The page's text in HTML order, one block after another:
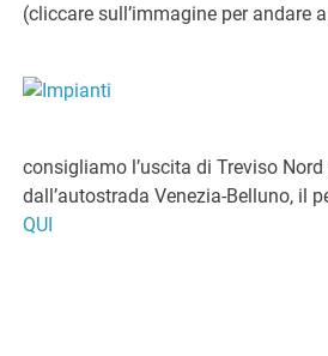
(cliccare sull’immagine per andare
consigliamo l’uscita di Treviso
dall’autostrada Venezia-Belluno, il
QUI